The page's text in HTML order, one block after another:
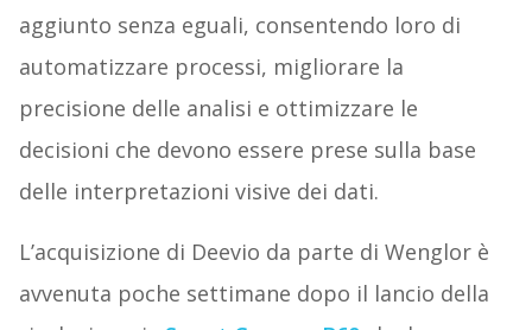
aggiunto senza eguali, consentendo loro di
automatizzare processi, migliorare la
precisione delle analisi e ottimizzare le
decisioni che devono essere prese sulla base
delle interpretazioni visive dei dati.
L’acquisizione di Deevio da parte di Wenglor è
avvenuta poche settimane dopo il lancio della